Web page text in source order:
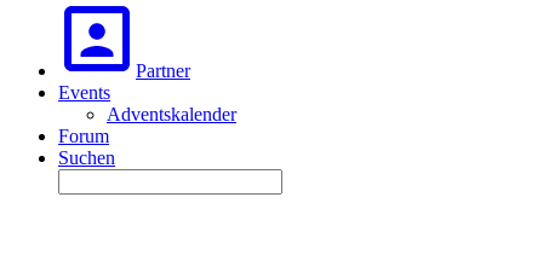
Partner
Events
Adventskalender
Forum
Suchen